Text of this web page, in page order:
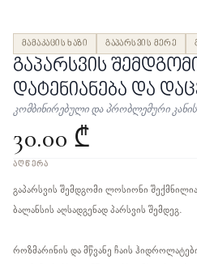
მამაკაცის ხაზი გაპარსვის მერე
გაპარსვის
დატენიანება და
კომბინირებული და პრობლემური
30.00 ₾
ᲐᲦᲬᲔᲠᲐ
გაპარსვის შემდგომი ლოსიონი
ბალანსის აღსადგენად პარსვის შემდეგ.
როზმარინის და მწვანე ჩაის